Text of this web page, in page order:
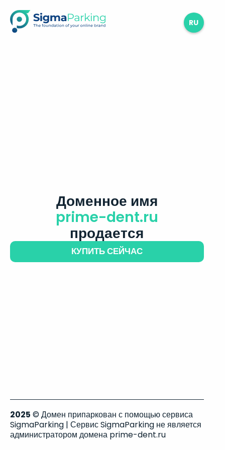
RU
Доменное имя
prime-dent.ru
продается
КУПИТЬ СЕЙЧАС
2025 © Домен припаркован с помощью сервиса
SigmaParking | Сервис SigmaParking не является
администратором домена prime-dent.ru